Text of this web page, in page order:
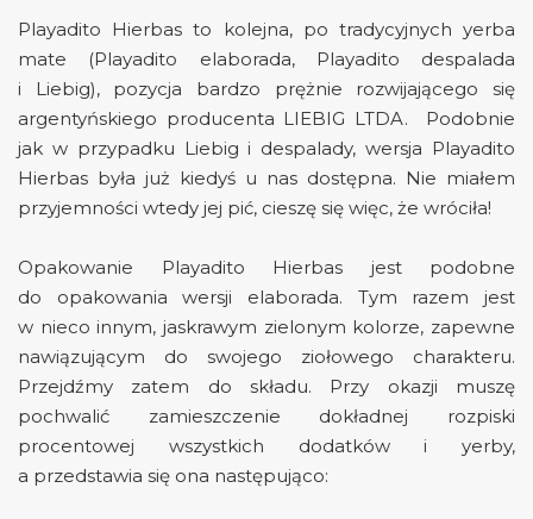
Playadito Hierbas to kolejna, po tradycyjnych yerba
mate (Playadito elaborada, Playadito despalada
i Liebig), pozycja bardzo prężnie rozwijającego się
argentyńskiego producenta LIEBIG LTDA. Podobnie
jak w przypadku Liebig i despalady, wersja Playadito
Hierbas była już kiedyś u nas dostępna. Nie miałem
przyjemności wtedy jej pić, cieszę się więc, że wróciła!
Opakowanie Playadito Hierbas jest podobne
do opakowania wersji elaborada. Tym razem jest
w nieco innym, jaskrawym zielonym kolorze, zapewne
nawiązującym do swojego ziołowego charakteru.
Przejdźmy zatem do składu. Przy okazji muszę
pochwalić zamieszczenie dokładnej rozpiski
procentowej wszystkich dodatków i yerby,
a przedstawia się ona następująco: